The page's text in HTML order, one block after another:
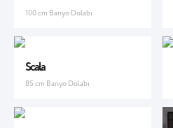
100 cm Banyo Dolabı
Scala
85 cm Banyo Dolabı